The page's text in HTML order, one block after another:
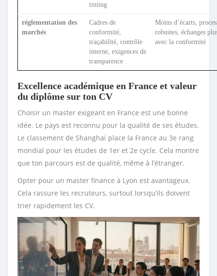
timing
réglementation des
marchés
Cadres de
conformité,
traçabilité, contrôle
interne, exigences de
transparence
Moins d’écarts,
robustes, échanges
avec la conformité
Excellence académique en France et valeur
du diplôme sur ton CV
Choisir un master exigeant en France est une bonne
idée. Le pays est reconnu pour la qualité de ses études.
Le classement de Shanghai place la France au 3e rang
mondial pour les études de 1er et 2e cycle. Cela montre
que ton parcours est de qualité, même à l’étranger.
Opter pour un master finance à Lyon est avantageux.
Cela rassure les recruteurs, surtout lorsqu’ils doivent
trier rapidement les CV.